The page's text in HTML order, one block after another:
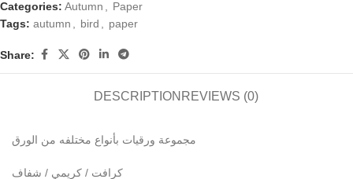
Categories: Autumn , Paper
Tags: autumn , bird , paper
Share:
DESCRIPTION REVIEWS (0)
مجموعة ورقيات بأنواع مختلفه من الورق
كرافت / كريمي / شفاف